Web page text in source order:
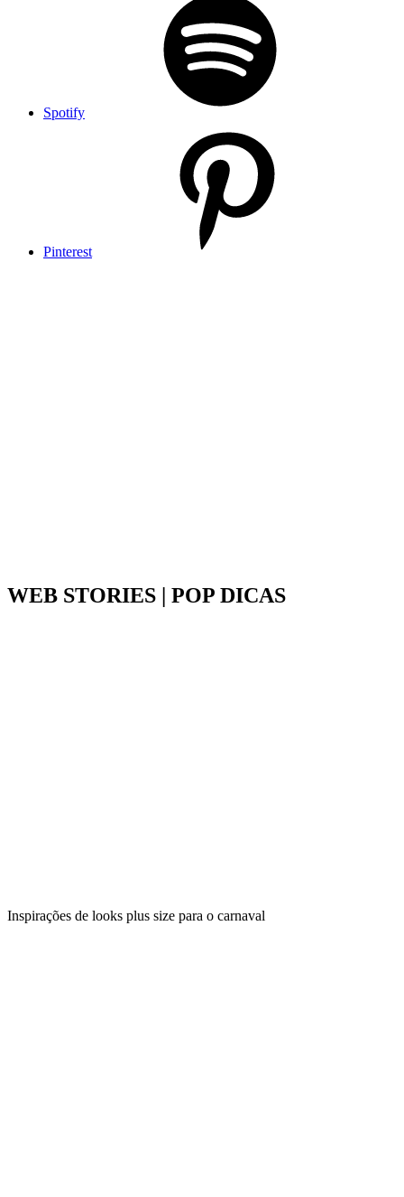
Spotify
Pinterest
WEB STORIES | POP DICAS
Inspirações de looks plus size para o carnaval